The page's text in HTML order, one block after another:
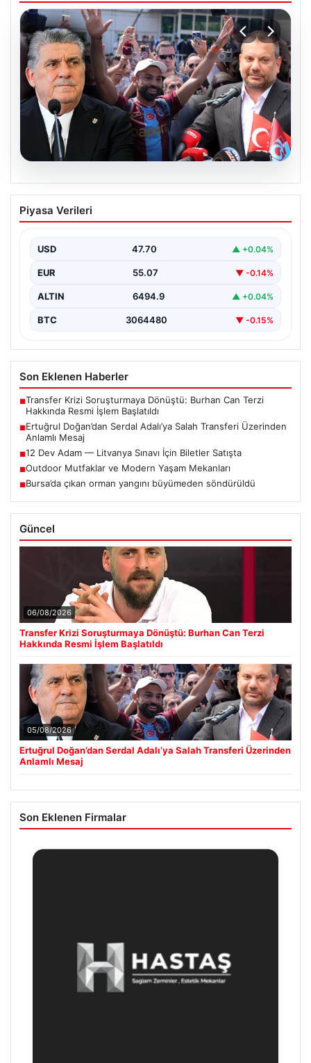
05.08.2026
Ertuğrul Doğan’dan Serdal Adalı’ya
Salah Transferi Üzerinden Anlamlı
Trabzonspor Kulübü Başkanı Ertuğrul Doğan, son
söylentileriyle ilgili…
Piyasa Verileri
USD 47.70 ▲ +0.04%
EUR 55.07 ▼ -0.14%
ALTIN 6494.9 ▲ +0.04%
BTC 3064480 ▼ -0.15%
Son Eklenen Haberler
■Transfer Krizi Soruşturmaya Dönüştü: Burhan Can Terzi
Hakkında Resmi İşlem Başlatıldı
■Ertuğrul Doğan’dan Serdal Adalı’ya Salah Transferi Üzerinden
Anlamlı Mesaj
■12 Dev Adam — Litvanya Sınavı İçin Biletler Satışta
■Outdoor Mutfaklar ve Modern Yaşam Mekanları
■Bursa’da çıkan orman yangını büyümeden söndürüldü
Güncel
06/08/2026
Transfer Krizi Soruşturmaya Dönüştü: Burhan Can Terzi
Hakkında Resmi İşlem Başlatıldı
05/08/2026
Ertuğrul Doğan’dan Serdal Adalı’ya Salah Transferi Üzerinden
Anlamlı Mesaj
Son Eklenen Firmalar